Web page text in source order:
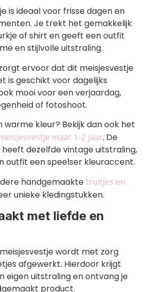
is ideaal voor frisse dagen en
Je trekt het gemakkelijk
of shirt en geeft een outfit
en stijlvolle uitstraling.
ervoor dat dit meisjesvestje
is geschikt voor dagelijks
mooi voor een verjaardag,
of fotoshoot.
warme kleur? Bekijk dan ook het
maat 1-2 jaar. De
dezelfde vintage uitstraling,
outfit een speelser kleuraccent.
handgemaakte truitjes en
unieke kledingstukken.
met liefde en
wordt met zorg
afgewerkt. Hierdoor krijgt
eigen uitstraling en ontvang je
product.